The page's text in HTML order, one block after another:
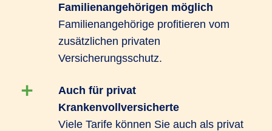
zum Beispiel durch Leistungen für Zahnersatz
und Auslandsreisekrankenversicherung und
kann mit Hilfen zur schnellen Genesung
punkten. Daneben zeichnet es sich durch
Gesundheitsvorsorge wie Schutzimpfungen und
Zahnvorsorge aus.
Familienangehörigen möglich
Familienangehörige profitieren vom
zusätzlichen privaten
Versicherungsschutz.
Auch für privat
Krankenvollversicherte
Viele Tarife können Sie auch als privat